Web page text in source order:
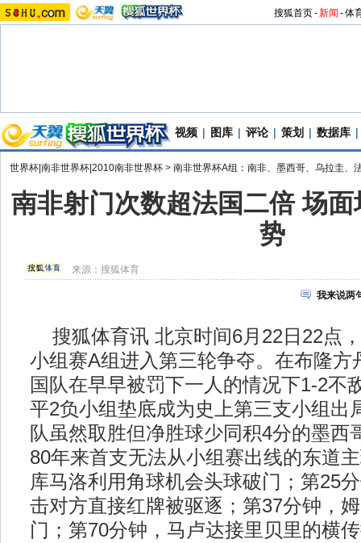
搜狐首页-新闻 -体
视频 | 图库 | 评论 | 策划 | 数据库 |
世界杯|南非世界杯|2010南非世界杯 > 南非世界杯A组：南非、墨西哥、乌拉圭、
南非射门次数超法国二倍 场
势
来源：搜狐体育
我来说两
搜狐体育讯 北京时间6月22日22点
小组赛A组进入第三轮争夺。在布隆方
国队在早早被罚下一人的情况下1-2不
平2负小组垫底成为史上第三支小组出
队虽然取胜但净胜球少同积4分的墨西
80年来首支无法从小组赛出线的东道
库马洛利用角球机会头球破门；第25
击对方直接红牌被驱逐；第37分钟，
门；第70分钟，马卢达接里贝里的横